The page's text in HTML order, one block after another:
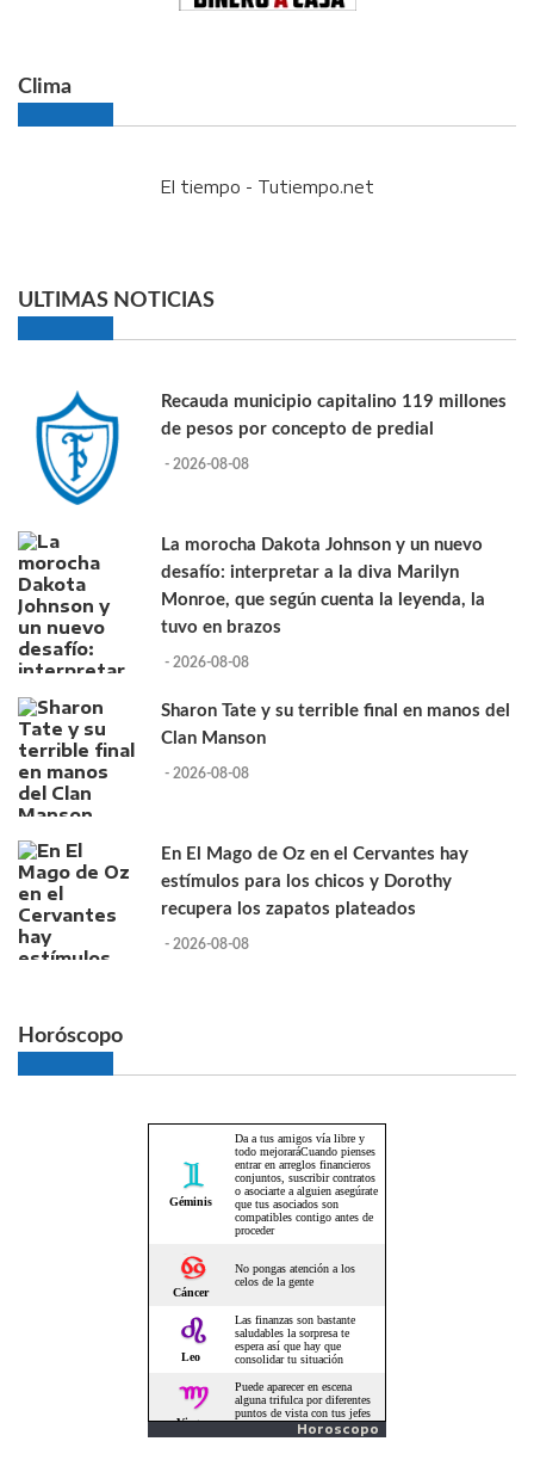
Clima
El tiempo - Tutiempo.net
ULTIMAS NOTICIAS
Recauda municipio capitalino 119 millones
de pesos por concepto de predial
- 2026-08-08
La morocha Dakota Johnson y un nuevo
desafío: interpretar a la diva Marilyn
Monroe, que según cuenta la leyenda, la
tuvo en brazos
- 2026-08-08
Sharon Tate y su terrible final en manos del
Clan Manson
- 2026-08-08
En El Mago de Oz en el Cervantes hay
estímulos para los chicos y Dorothy
recupera los zapatos plateados
- 2026-08-08
Horóscopo
Horoscopo